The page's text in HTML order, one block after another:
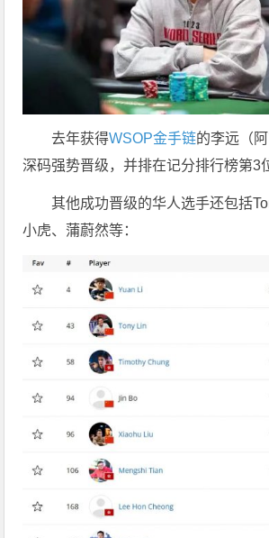
去年获得WSOP金手链的李远（
深码强势晋级，并排在记分排行榜第3
其他成功晋级的华人选手还包括
小虎、蒲蔚然等：